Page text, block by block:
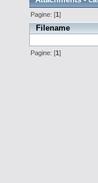
Pagine: [1]
Filename
Pagine: [1]